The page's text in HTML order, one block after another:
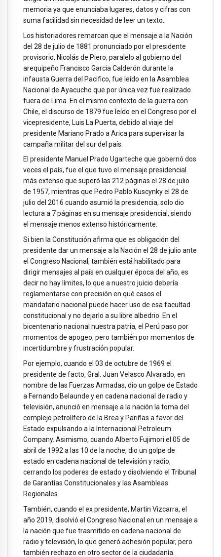
memoria ya que enunciaba lugares, datos y cifras con
suma facilidad sin necesidad de leer un texto.
Los historiadores remarcan que el mensaje a la Nación
del 28 de julio de 1881 pronunciado por el presidente
provisorio, Nicolás de Piero, paralelo al gobierno del
arequipeño Francisco Garcia Calderón durante la
infausta Guerra del Pacifico, fue leído en la Asamblea
Nacional de Ayacucho que por única vez fue realizado
fuera de Lima. En el mismo contexto de la guerra con
Chile, el discurso de 1879 fue leído en el Congreso por el
vicepresidente, Luis La Puerta, debido al viaje del
presidente Mariano Prado a Arica para supervisar la
campaña militar del sur del país.
El presidente Manuel Prado Ugarteche que gobernó dos
veces el país, fue el que tuvo el mensaje presidencial
más extenso que superó las 212 páginas el 28 de julio
de 1957, mientras que Pedro Pablo Kuscynky el 28 de
julio del 2016 cuando asumió la presidencia, solo dio
lectura a 7 páginas en su mensaje presidencial, siendo
el mensaje menos extenso históricamente.
Si bien la Constitución afirma que es obligación del
presidente dar un mensaje a la Nación el 28 de julio ante
el Congreso Nacional, también está habilitado para
dirigir mensajes al país en cualquier época del año, es
decir no hay límites, lo que a nuestro juicio debería
reglamentarse con precisión en qué casos el
mandatario nacional puede hacer uso de esa facultad
constitucional y no dejarlo a su libre albedrio. En el
bicentenario nacional nuestra patria, el Perú paso por
momentos de apogeo, pero también por momentos de
incertidumbre y frustración popular.
Por ejemplo, cuando el 03 de octubre de 1969 el
presidente de facto, Gral. Juan Velasco Alvarado, en
nombre de las Fuerzas Armadas, dio un golpe de Estado
a Fernando Belaunde y en cadena nacional de radio y
televisión, anunció en mensaje a la nación la toma del
complejo petrolífero de la Brea y Pariñas a favor del
Estado expulsando a la Internacional Petroleum
Company. Asimismo, cuando Alberto Fujimori el 05 de
abril de 1992 a las 10 de la noche, dio un golpe de
estado en cadena nacional de televisión y radio,
cerrando los poderes de estado y disolviendo el Tribunal
de Garantías Constitucionales y las Asambleas
Regionales.
También, cuando el ex presidente, Martin Vizcarra, el
año 2019, disolvió el Congreso Nacional en un mensaje a
la nación que fue trasmitido en cadena nacional de
radio y televisión, lo que generó adhesión popular, pero
también rechazo en otro sector de la ciudadanía.